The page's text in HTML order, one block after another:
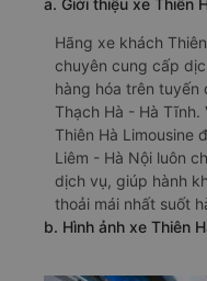
a. Giới thiệu xe Thiên
Hãng xe khách
chuyên cung cấp
hàng hóa trên tuyến
Thạch Hà - Hà Tĩnh.
Thiên Hà Limousine
Liêm - Hà Nội luôn
dịch vụ, giúp hành
thoải mái nhất suốt
b. Hình ảnh xe Thiên